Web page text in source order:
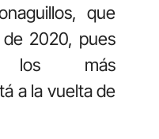
que
2020, pues
los más
a la vuelta de